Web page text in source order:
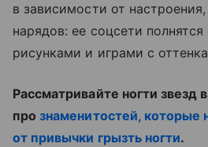
в зависимости от
нарядов: ее соцсети
рисунками и играми с
Рассматривайте ногти звезд
прознаменитостей, которые
от привычки грызть ногти.